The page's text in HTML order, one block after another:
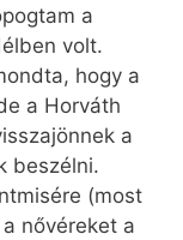
a
volt.
hogy a
a Horváth
a
beszélni.
(most
nővéreket a